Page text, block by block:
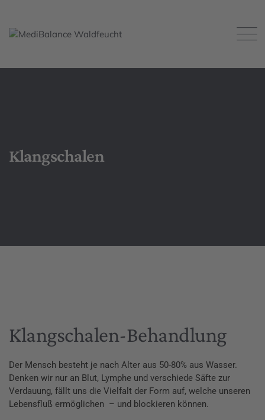
Klangschalen
Klangschalen-Behandlung
Der Mensch besteht je nach Alter aus 50-80% aus Wasser.
Denken wir nur an Blut, Lymphe und verschiede Säfte zur
Verdauung, fällt uns die Vielfalt der Form auf, welche unseren
Lebensfluß ermöglichen – und blockieren können.